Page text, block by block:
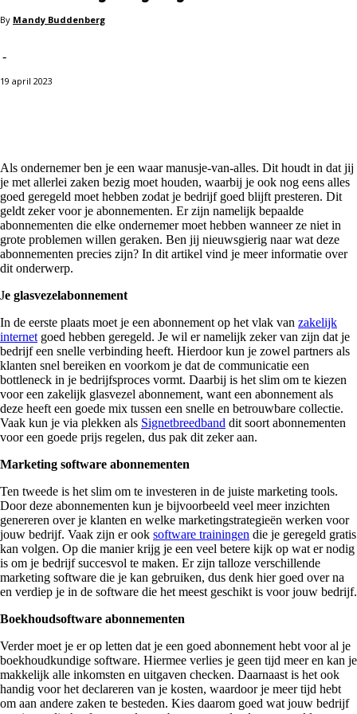
By Mandy Buddenberg
-
19 april 2023
Als ondernemer ben je een waar manusje-van-alles. Dit houdt in dat jij
je met allerlei zaken bezig moet houden, waarbij je ook nog eens alles
goed geregeld moet hebben zodat je bedrijf goed blijft presteren. Dit
geldt zeker voor je abonnementen. Er zijn namelijk bepaalde
abonnementen die elke ondernemer moet hebben wanneer ze niet in
grote problemen willen geraken. Ben jij nieuwsgierig naar wat deze
abonnementen precies zijn? In dit artikel vind je meer informatie over
dit onderwerp.
Je glasvezelabonnement
In de eerste plaats moet je een abonnement op het vlak van zakelijk
internet goed hebben geregeld. Je wil er namelijk zeker van zijn dat je
bedrijf een snelle verbinding heeft. Hierdoor kun je zowel partners als
klanten snel bereiken en voorkom je dat de communicatie een
bottleneck in je bedrijfsproces vormt. Daarbij is het slim om te kiezen
voor een zakelijk glasvezel abonnement, want een abonnement als
deze heeft een goede mix tussen een snelle en betrouwbare collectie.
Vaak kun je via plekken als Signetbreedband dit soort abonnementen
voor een goede prijs regelen, dus pak dit zeker aan.
Marketing software abonnementen
Ten tweede is het slim om te investeren in de juiste marketing tools.
Door deze abonnementen kun je bijvoorbeeld veel meer inzichten
genereren over je klanten en welke marketingstrategieën werken voor
jouw bedrijf. Vaak zijn er ook software trainingen die je geregeld gratis
kan volgen. Op die manier krijg je een veel betere kijk op wat er nodig
is om je bedrijf succesvol te maken. Er zijn talloze verschillende
marketing software die je kan gebruiken, dus denk hier goed over na
en verdiep je in de software die het meest geschikt is voor jouw bedrijf.
Boekhoudsoftware abonnementen
Verder moet je er op letten dat je een goed abonnement hebt voor al je
boekhoudkundige software. Hiermee verlies je geen tijd meer en kan je
makkelijk alle inkomsten en uitgaven checken. Daarnaast is het ook
handig voor het declareren van je kosten, waardoor je meer tijd hebt
om aan andere zaken te besteden. Kies daarom goed wat jouw bedrijf